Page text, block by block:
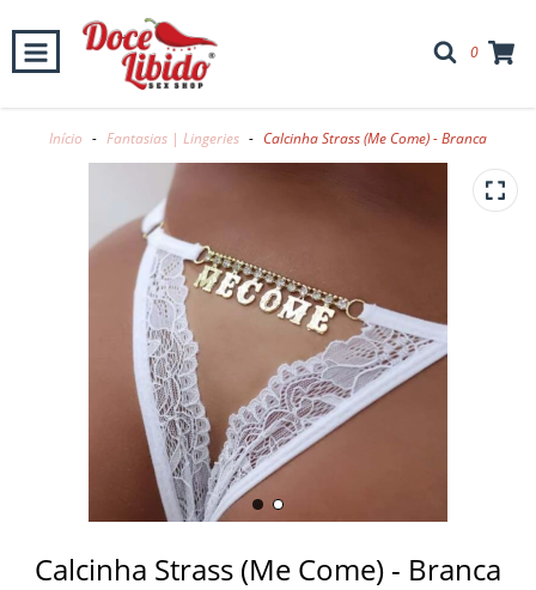
0
..:: ATENDIMENTO DE SEGUNDA A SÁBADO DAS 9H ÀS 21H ::..
Início - Fantasias | Lingeries - Calcinha Strass (Me Come) - Branca
Calcinha Strass (Me Come) - Branca